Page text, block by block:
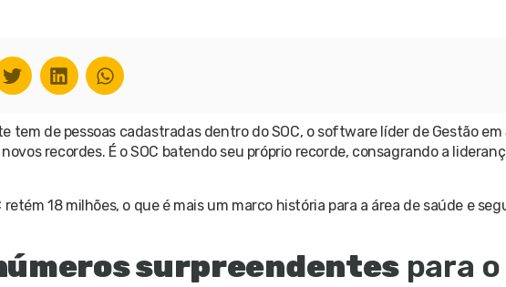
tem de pessoas cadastradas dentro do SOC, o software líder de Gestão em
recordes. É o SOC batendo seu próprio recorde, consagrando a
18 milhões, o que é mais um marco história para a área de saúde e
surpreendentes para o